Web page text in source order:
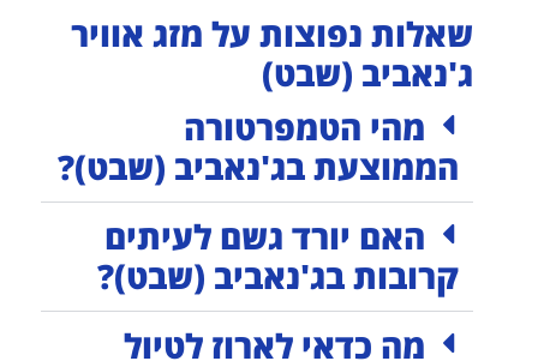
שאלות נפוצות על מזג אוויר
ג'נאביב (שבט)
מהי הטמפרטורה
הממוצעת בג'נאביב (שבט)?
האם יורד גשם לעיתים
קרובות בג'נאביב (שבט)?
מה כדאי לארוז לטיול